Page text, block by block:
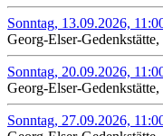
Sonntag, 13.09.2026,
Georg-Elser-
Sonntag, 20.09.2026,
Georg-Elser-
Sonntag, 27.09.2026,